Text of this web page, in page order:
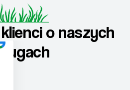
o naszych